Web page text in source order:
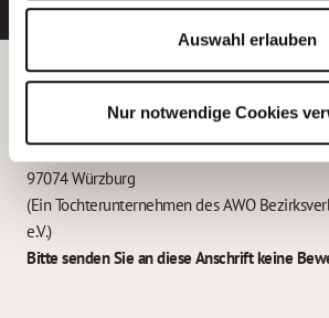
Auswahl erlauben
Nur notwendige Cookies
Betreiber der Webseite
Garitz Bewirtschaftungsbetriebe GmbH
Kantstraße 45a
97074 Würzburg
(Ein Tochterunternehmen des AWO
e.V.)
Bitte senden Sie an diese Anschrift keine